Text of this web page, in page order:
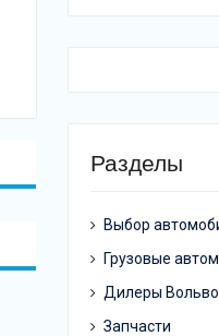
Разделы
Выбор
Грузовые
Дилеры Вольво
Запчасти